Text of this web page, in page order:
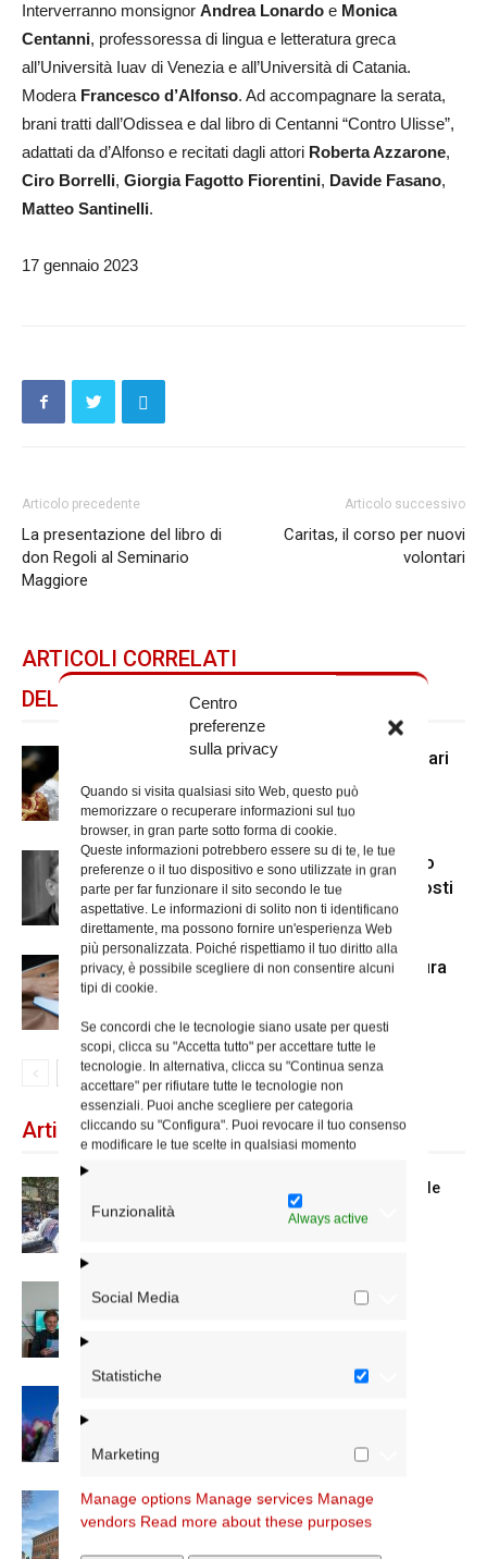
Centro
preferenze
sulla privacy
Quando si visita qualsiasi sito Web, questo può
memorizzare o recuperare informazioni sul tuo
browser, in gran parte sotto forma di cookie.
Queste informazioni potrebbero essere su di te, le tue
preferenze o il tuo dispositivo e sono utilizzate in gran
parte per far funzionare il sito secondo le tue
aspettative. Le informazioni di solito non ti identificano
direttamente, ma possono fornire un'esperienza Web
più personalizzata. Poiché rispettiamo il tuo diritto alla
privacy, è possibile scegliere di non consentire alcuni
tipi di cookie.
Se concordi che le tecnologie siano usate per questi
scopi, clicca su "Accetta tutto" per accettare tutte le
tecnologie. In alternativa, clicca su "Continua senza
accettare" per rifiutare tutte le tecnologie non
essenziali. Puoi anche scegliere per categoria
cliccando su "Configura". Puoi revocare il tuo consenso
e modificare le tue scelte in qualsiasi momento
Funzionalità Always active
Social Media
Statistiche
Marketing
Manage options Manage services Manage
vendors Read more about these purposes
Interverranno monsignor Andrea Lonardo e Monica
Centanni, professoressa di lingua e letteratura greca
all’Università Iuav di Venezia e all’Università di Catania.
Modera Francesco d’Alfonso. Ad accompagnare la serata,
brani tratti dall’Odissea e dal libro di Centanni “Contro Ulisse”,
adattati da d’Alfonso e recitati dagli attori Roberta Azzarone,
Ciro Borrelli, Giorgia Fagotto Fiorentini, Davide Fasano,
Matteo Santinelli.
17 gennaio 2023
Articolo precedente
La presentazione del libro di
don Regoli al Seminario
Maggiore
Articolo successivo
Caritas, il corso per nuovi
volontari
ARTICOLI CORRELATI
DELLO STESSO AUTORE
Le cresime degli studenti universitari
“Tradizione o innovazione?”: ultimo
incontro sulla dialettica tra gli opposti
alla Chiesa dei Cappuccini
Alla Sapienza il Festival di letteratura
“Giardini d’inchiostro”
Articoli recenti
Spin Time: la dichiarazione del cardinale
vicario
Scienze Applicate, la nuova proposta
Nuove nomine nella diocesi di Roma